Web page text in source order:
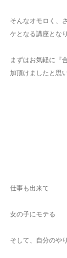
そんなオモロく、
ケとなる講座とな
まずはお気軽に『
加頂けましたと思
仕事も出来て
女の子にモテる
そして、自分のや